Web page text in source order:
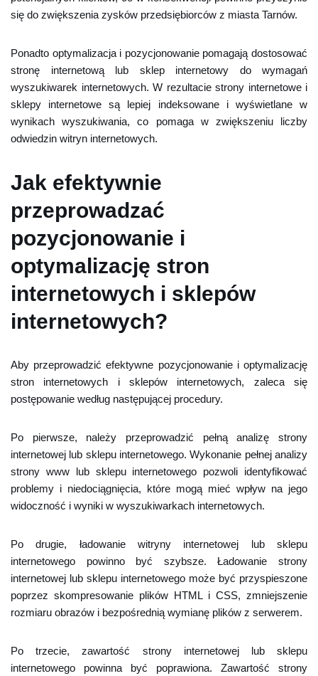
się do zwiększenia zysków przedsiębiorców z miasta Tarnów.
Ponadto optymalizacja i pozycjonowanie pomagają dostosować
stronę internetową lub sklep internetowy do wymagań
wyszukiwarek internetowych. W rezultacie strony internetowe i
sklepy internetowe są lepiej indeksowane i wyświetlane w
wynikach wyszukiwania, co pomaga w zwiększeniu liczby
odwiedzin witryn internetowych.
Jak efektywnie
przeprowadzać
pozycjonowanie i
optymalizację stron
internetowych i sklepów
internetowych?
Aby przeprowadzić efektywne pozycjonowanie i optymalizację
stron internetowych i sklepów internetowych, zaleca się
postępowanie według następującej procedury.
Po pierwsze, należy przeprowadzić pełną analizę strony
internetowej lub sklepu internetowego. Wykonanie pełnej analizy
strony www lub sklepu internetowego pozwoli identyfikować
problemy i niedociągnięcia, które mogą mieć wpływ na jego
widoczność i wyniki w wyszukiwarkach internetowych.
Po drugie, ładowanie witryny internetowej lub sklepu
internetowego powinno być szybsze. Ładowanie strony
internetowej lub sklepu internetowego może być przyspieszone
poprzez skompresowanie plików HTML i CSS, zmniejszenie
rozmiaru obrazów i bezpośrednią wymianę plików z serwerem.
Po trzecie, zawartość strony internetowej lub sklepu
internetowego powinna być poprawiona. Zawartość strony